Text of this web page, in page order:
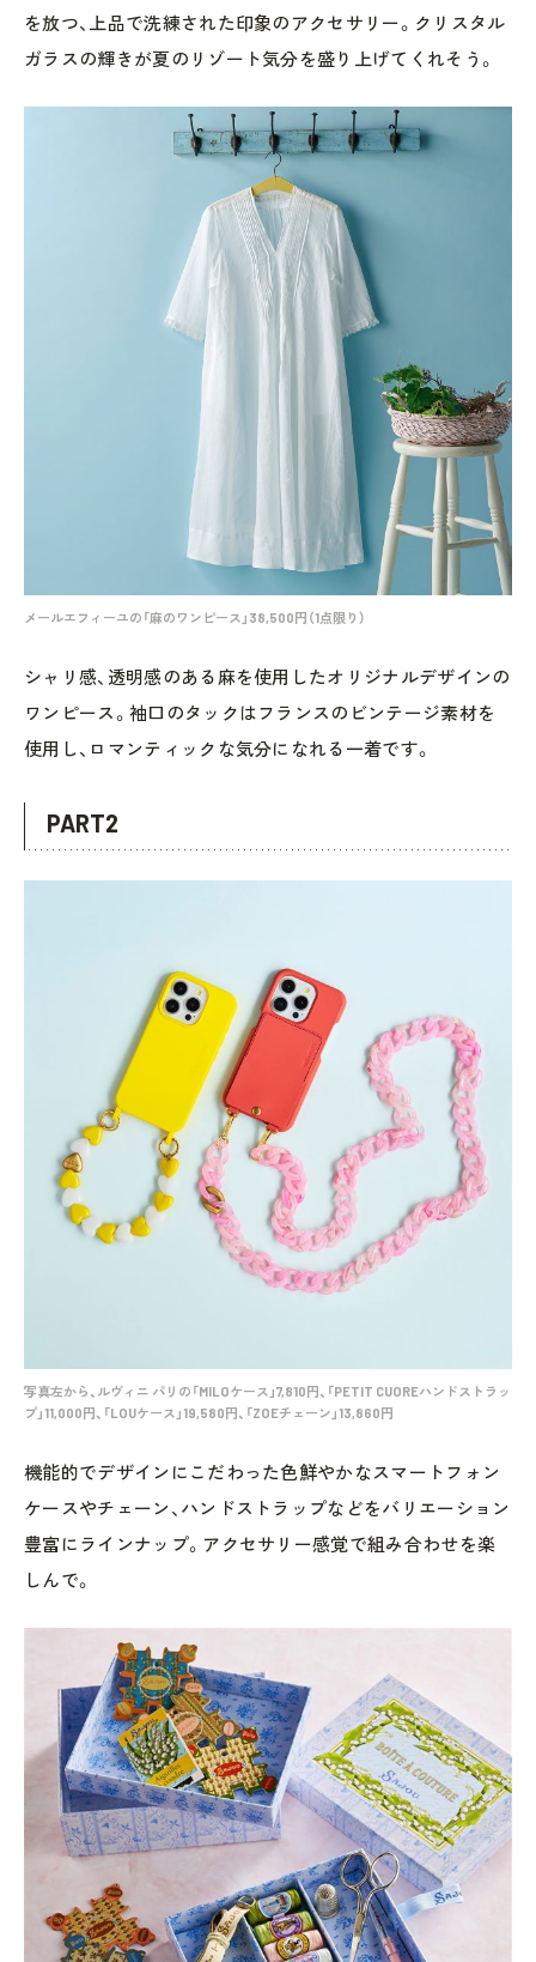
を放つ、上品で洗練された印象のアクセサリー。クリスタル
ガラスの輝きが夏のリゾート気分を盛り上げてくれそう。
メールエフィーユの「麻のワンピース」38,500円（1点限り）
シャリ感、透明感のある麻を使用したオリジナルデザインの
ワンピース。袖口のタックはフランスのビンテージ素材を
使用し、ロマンティックな気分になれる一着です。
PART2
写真左から、ルヴィニ パリの「MILOケース」7,810円、「PETIT CUOREハンドストラッ
プ」11,000円、「LOUケース」19,580円、「ZOEチェーン」13,860円
機能的でデザインにこだわった色鮮やかなスマートフォン
ケースやチェーン、ハンドストラップなどをバリエーション
豊富にラインナップ。アクセサリー感覚で組み合わせを楽
しんで。